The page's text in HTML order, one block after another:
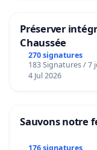
Préserver
Chaussée
270 signatures
183 Signatures / 7
4 Jul 2026
Sauvons notre
176 signatures